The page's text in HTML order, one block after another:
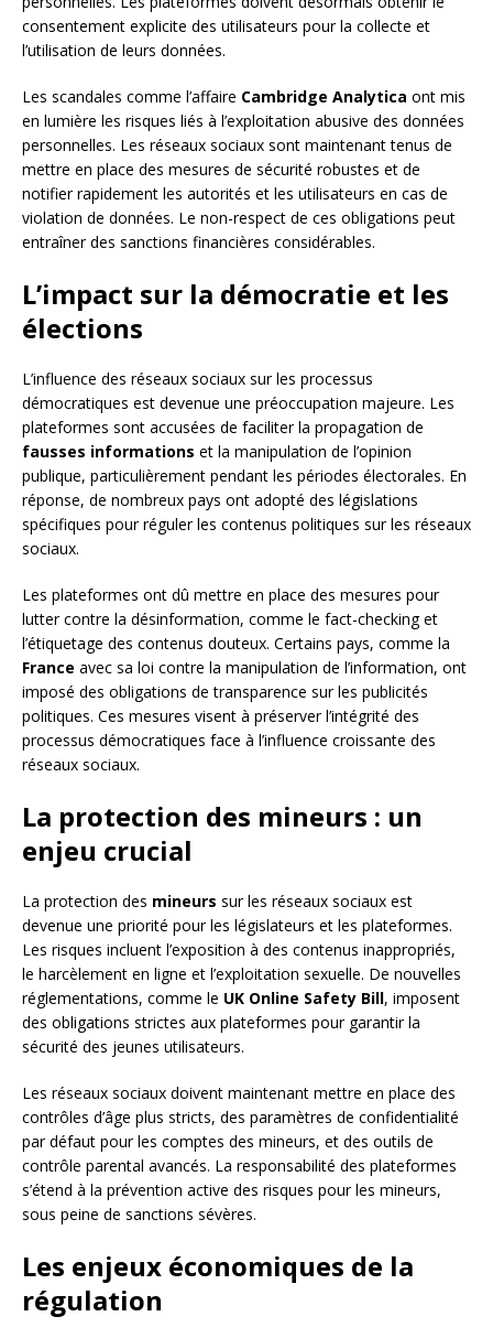
consentement explicite des utilisateurs pour la collecte et
l’utilisation de leurs données.
Les scandales comme l’affaire Cambridge Analytica ont mis
en lumière les risques liés à l’exploitation abusive des données
personnelles. Les réseaux sociaux sont maintenant tenus de
mettre en place des mesures de sécurité robustes et de
notifier rapidement les autorités et les utilisateurs en cas de
violation de données. Le non-respect de ces obligations peut
entraîner des sanctions financières considérables.
L’impact sur la démocratie et les
élections
L’influence des réseaux sociaux sur les processus
démocratiques est devenue une préoccupation majeure. Les
plateformes sont accusées de faciliter la propagation de
fausses informations et la manipulation de l’opinion
publique, particulièrement pendant les périodes électorales. En
réponse, de nombreux pays ont adopté des législations
spécifiques pour réguler les contenus politiques sur les réseaux
sociaux.
Les plateformes ont dû mettre en place des mesures pour
lutter contre la désinformation, comme le fact-checking et
l’étiquetage des contenus douteux. Certains pays, comme la
France avec sa loi contre la manipulation de l’information, ont
imposé des obligations de transparence sur les publicités
politiques. Ces mesures visent à préserver l’intégrité des
processus démocratiques face à l’influence croissante des
réseaux sociaux.
La protection des mineurs : un
enjeu crucial
La protection des mineurs sur les réseaux sociaux est
devenue une priorité pour les législateurs et les plateformes.
Les risques incluent l’exposition à des contenus inappropriés,
le harcèlement en ligne et l’exploitation sexuelle. De nouvelles
réglementations, comme le UK Online Safety Bill, imposent
des obligations strictes aux plateformes pour garantir la
sécurité des jeunes utilisateurs.
Les réseaux sociaux doivent maintenant mettre en place des
contrôles d’âge plus stricts, des paramètres de confidentialité
par défaut pour les comptes des mineurs, et des outils de
contrôle parental avancés. La responsabilité des plateformes
s’étend à la prévention active des risques pour les mineurs,
sous peine de sanctions sévères.
Les enjeux économiques de la
régulation